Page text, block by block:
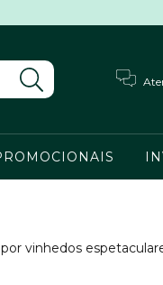
vinhedos